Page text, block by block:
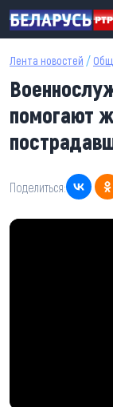
Перейти к основному
Лента новостей /
помогают
Поделиться: